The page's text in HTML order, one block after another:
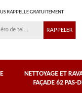
RAPPELLE GRATUITEMENT
NETTOYAGE ET
FAÇADE 62 PAS-